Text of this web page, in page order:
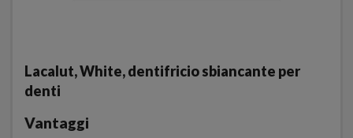
Lacalut, White, dentifricio sbiancante per
denti
Vantaggi